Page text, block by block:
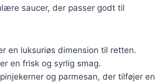
saucer, der passer godt til
en luksuriøs dimension til retten.
en frisk og syrlig smag.
og parmesan, der tilføjer en